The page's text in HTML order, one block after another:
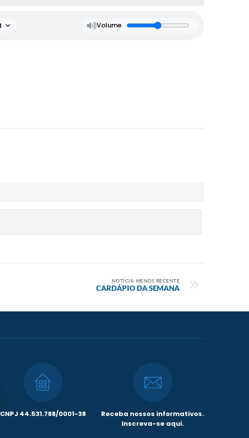
Volume
NOTÍCIA MENOS RECENTE
CARDÁPIO DA SEMANA
CNPJ 44.531.788/0001-38
Receba nossos informativos.
Inscreva-se aqui.